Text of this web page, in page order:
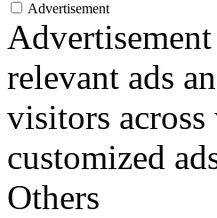
Advertisement
relevant ads
visitors
customized
Others